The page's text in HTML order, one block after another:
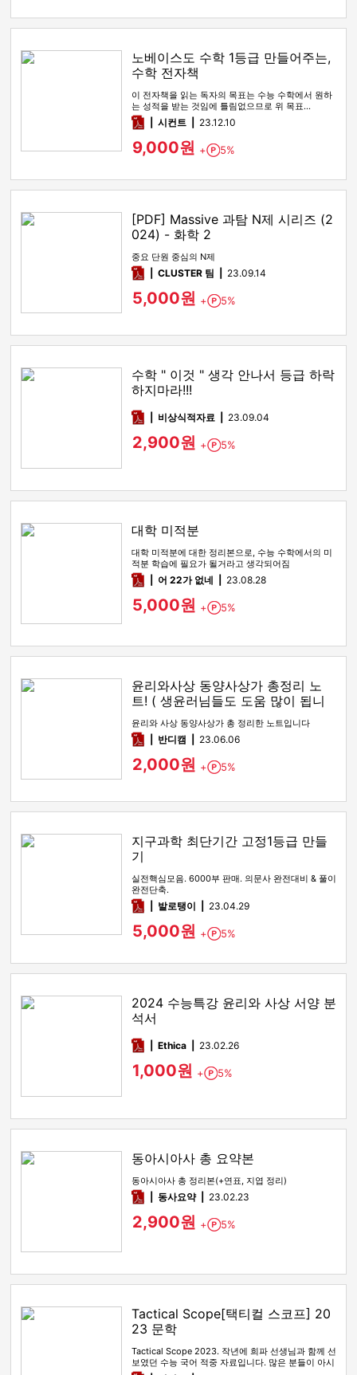
노베이스도 수학 1등급 만들어주는,
수학 전자책
이 전자책을 읽는 독자의 목표는 수능 수학에서 원하
는 성적을 받는 것임에 틀림없으므로 위 목표…
pdf시컨트 23.12.10
9,000원 + Point
5%
[PDF] Massive 과탐 N제 시리즈 (2
024) - 화학 2
중요 단원 중심의 N제
pdfCLUSTER 팀 23.09.14
5,000원 + Point
5%
수학 " 이것 " 생각 안나서 등급 하락
하지마라!!!
pdf비상식적자료 23.09.04
2,900원 + Point
5%
대학 미적분
대학 미적분에 대한 정리본으로, 수능 수학에서의 미
적분 학습에 필요가 될거라고 생각되어짐
pdf어 22가 없네 23.08.28
5,000원 + Point
5%
윤리와사상 동양사상가 총정리 노
트! ( 생윤러님들도 도움 많이 됩니
다! )
윤리와 사상 동양사상가 총 정리한 노트입니다
pdf반디캠 23.06.06
2,000원 + Point
5%
지구과학 최단기간 고정1등급 만들
기
실전핵심모음. 6000부 판매. 의문사 완전대비 & 풀이
완전단축.
pdf발로탱이 23.04.29
5,000원 + Point
5%
2024 수능특강 윤리와 사상 서양 분
석서
pdfEthica 23.02.26
1,000원 + Point
5%
동아시아사 총 요약본
동아시아사 총 정리본(+연표, 지엽 정리)
pdf동사요약 23.02.23
2,900원 + Point
5%
Tactical Scope[택티컬 스코프] 20
23 문학
Tactical Scope 2023. 작년에 희파 선생님과 함께 선
보였던 수능 국어 적중 자료입니다. 많은 분들이 아시